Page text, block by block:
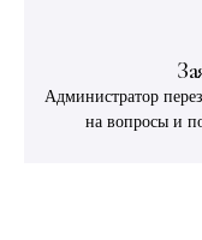
Администратор
на вопросы и